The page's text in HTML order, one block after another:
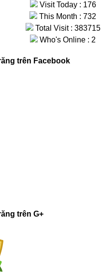
Visit Today : 176
This Month : 732
Total Visit : 383715
Who's Online : 2
trên Facebook
trên G+